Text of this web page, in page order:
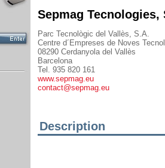
Sepmag Tecnologies,
Parc Tecnològic del Vallès, S.A.
Centre d´Empreses de Noves
08290 Cerdanyola del Vallès
Barcelona
Tel. 935 820 161
www.sepmag.eu
contact@sepmag.eu
Description